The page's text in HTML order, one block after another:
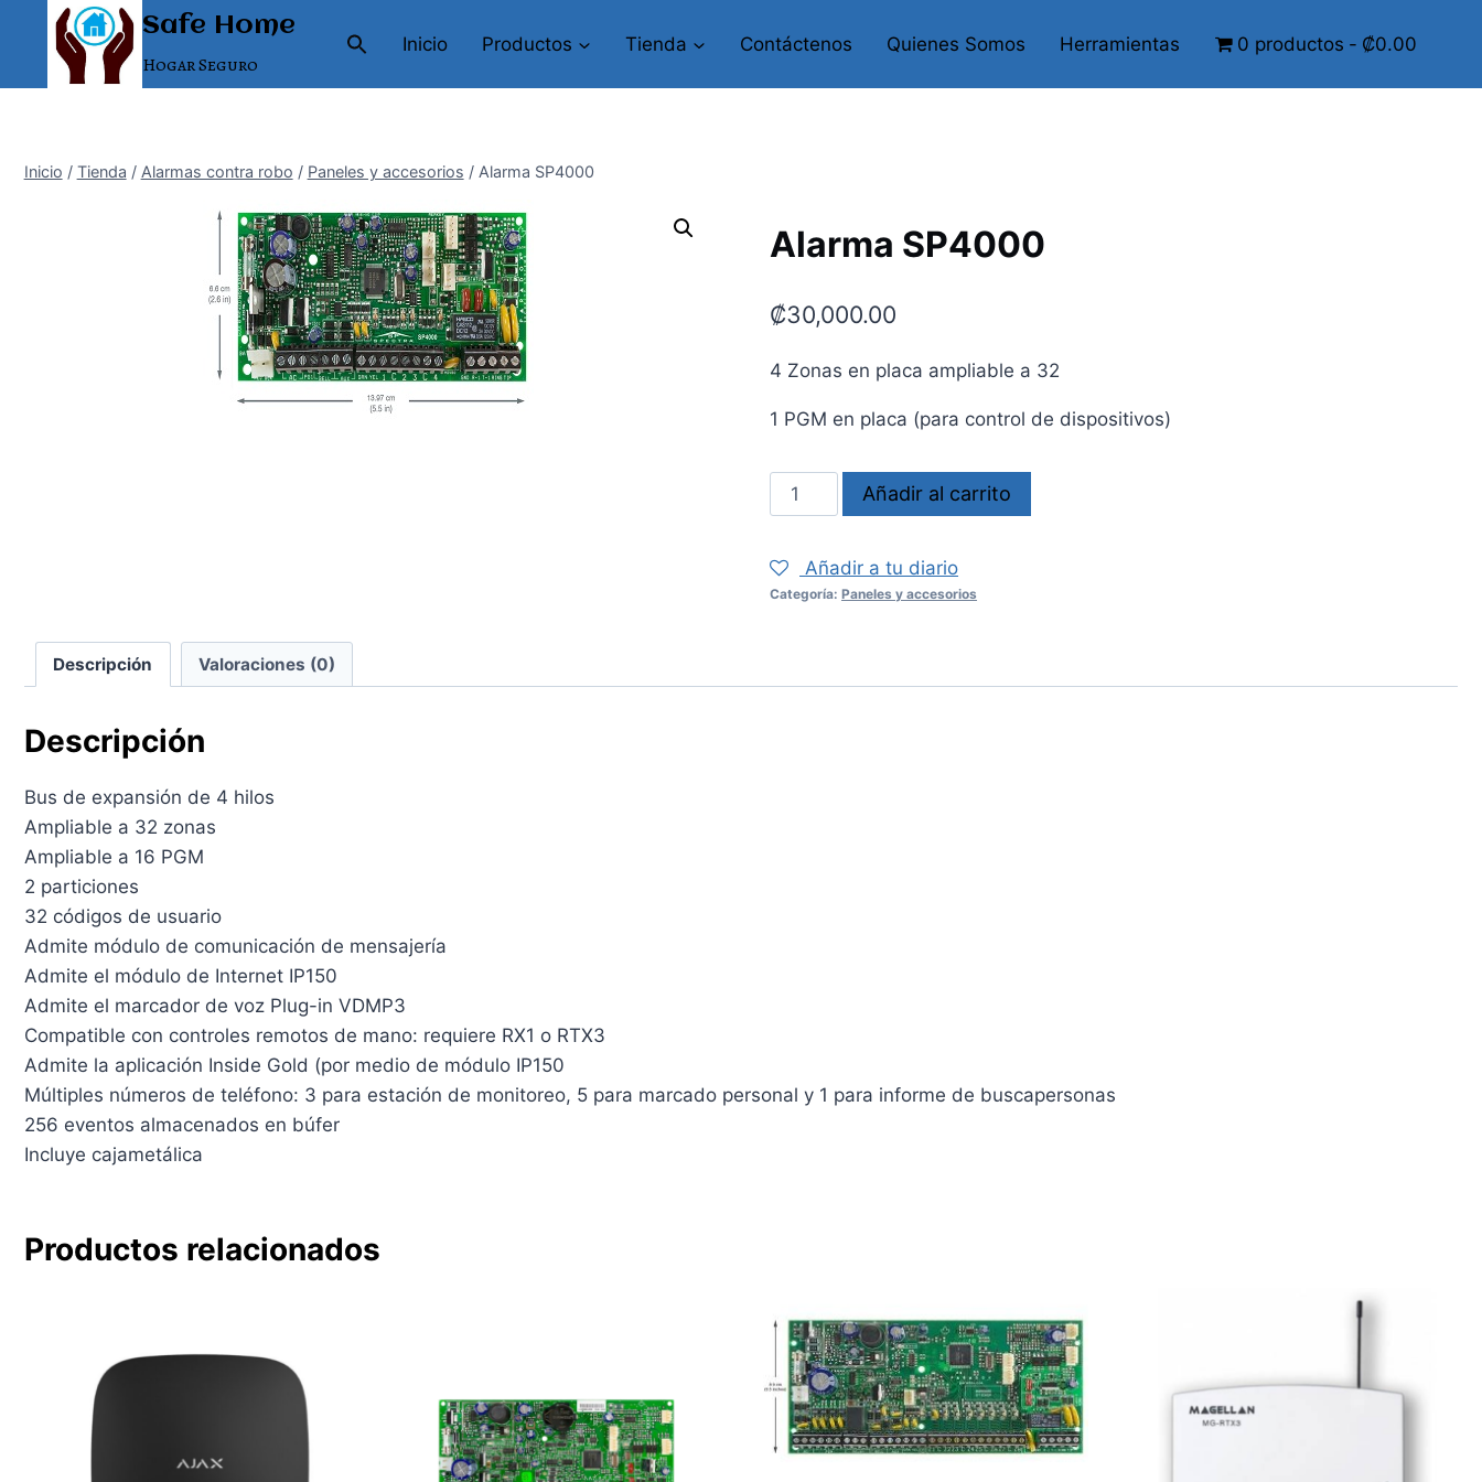
contenido
Safe Home
Hogar Seguro
Inicio Productos Tienda Contáctenos Quienes Somos Herramientas 0 productos ₡0.00
Inicio / Tienda / Alarmas contra robo / Paneles y accesorios / Alarma SP4000
Alarma SP4000
₡30,000.00
4 Zonas en placa ampliable a 32
1 PGM en placa (para control de dispositivos)
Alarma
SP4000
Añadir al carrito
Añadir a tu diario
Categoría:Paneles y accesorios
Descripción Valoraciones (0)
Descripción
Bus de expansión de 4 hilos
Ampliable a 32 zonas
Ampliable a 16 PGM
2 particiones
32 códigos de usuario
Admite módulo de comunicación de mensajería
Admite el módulo de Internet IP150
Admite el marcador de voz Plug-in VDMP3
Compatible con controles remotos de mano: requiere RX1 o RTX3
Admite la aplicación Inside Gold (por medio de módulo IP150
Múltiples números de teléfono: 3 para estación de monitoreo, 5 para marcado personal y 1 para informe de buscapersonas
256 eventos almacenados en búfer
Incluye cajametálica
Productos relacionados